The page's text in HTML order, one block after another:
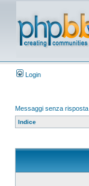
Login
Messaggi senza risposta
Indice